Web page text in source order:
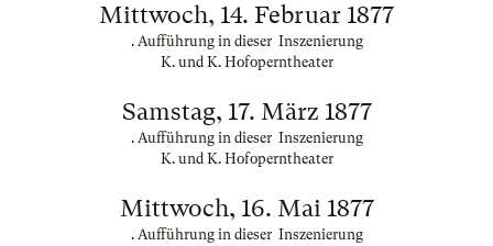
Mittwoch, 14. Februar 1877
. Aufführung in dieser Inszenierung
K. und K. Hofoperntheater
Samstag, 17. März 1877
. Aufführung in dieser Inszenierung
K. und K. Hofoperntheater
Mittwoch, 16. Mai 1877
. Aufführung in dieser Inszenierung